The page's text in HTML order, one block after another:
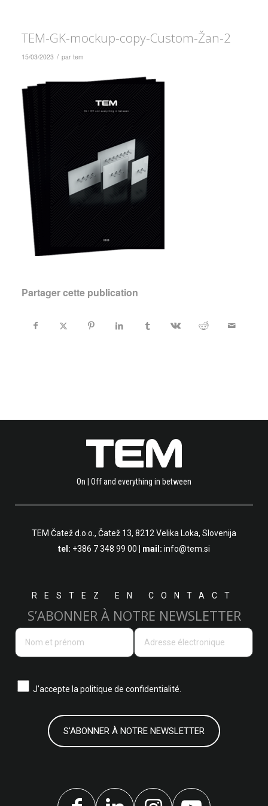
TEM-GK-mockup-copy-Custom-Žan-2
15/03/2023 / par tem
Partager cette publication
On | Off and everything in between
TEM Čatež d.o.o., Čatež 13, 8212 Velika Loka, Slovenija
tel: +386 7 348 99 00 | mail: info@tem.si
RESTEZ EN CONTACT
S’ABONNER À NOTRE NEWSLETTER
J'accepte la politique de confidentialité.